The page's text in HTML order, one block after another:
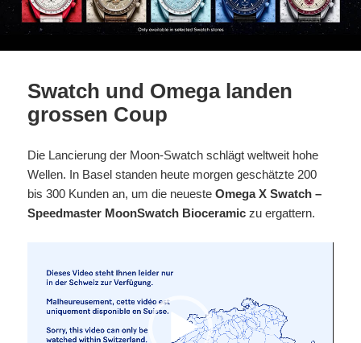
Swatch und Omega landen
grossen Coup
Die Lancierung der Moon-Swatch schlägt weltweit hohe
Wellen. In Basel standen heute morgen geschätzte 200
bis 300 Kunden an, um die neuesteOmega X Swatch –
Speedmaster MoonSwatch Bioceramic zu ergattern.
Player